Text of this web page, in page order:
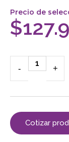
Precio de
$
- +
Cotizar